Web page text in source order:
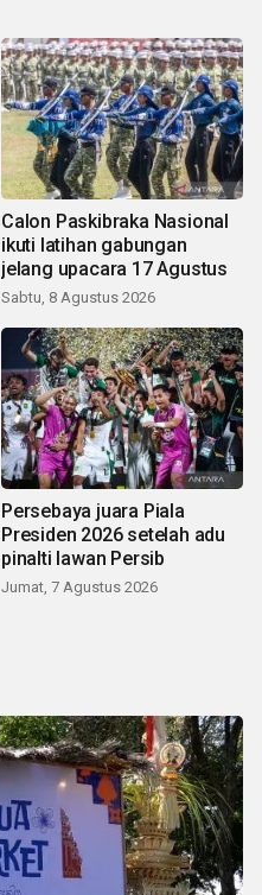
Calon Paskibraka Nasional
ikuti latihan gabungan
jelang upacara 17 Agustus
Sabtu, 8 Agustus 2026
Persebaya juara Piala
Presiden 2026 setelah adu
pinalti lawan Persib
Jumat, 7 Agustus 2026